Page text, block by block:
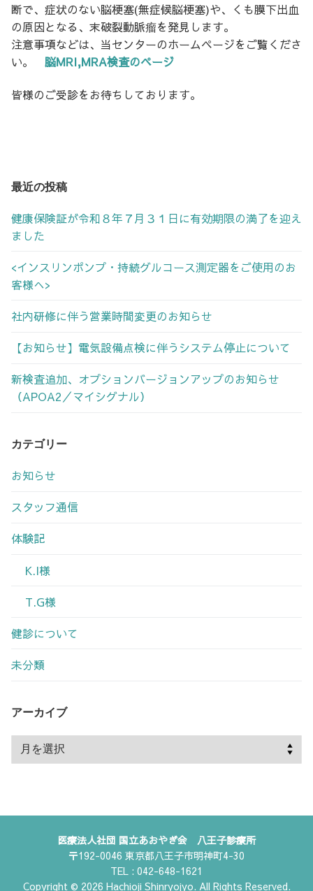
断で、症状のない脳梗塞(無症候脳梗塞)や、くも膜下出血
の原因となる、末破裂動脈瘤を発見します。
注意事項などは、当センターのホームページをご覧くださ
い。 脳MRI,MRA検査のページ
皆様のご受診をお待ちしております。
最近の投稿
健康保険証が令和８年７月３１日に有効期限の満了を迎え
ました
<インスリンポンプ・持続グルコース測定器をご使用のお
客様へ>
社内研修に伴う営業時間変更のお知らせ
【お知らせ】電気設備点検に伴うシステム停止について
新検査追加、オプションバージョンアップのお知らせ
（APOA2／マイシグナル）
カテゴリー
お知らせ
スタッフ通信
体験記
K.I様
T.G様
健診について
未分類
アーカイブ
ー
ブ
医療法人社団 国立あおやぎ会 八王子診療所
〒192-0046 東京都八王子市明神町4-30
TEL : 042-648-1621
Copyright © 2026 Hachioji Shinryojyo. All Rights Reserved.